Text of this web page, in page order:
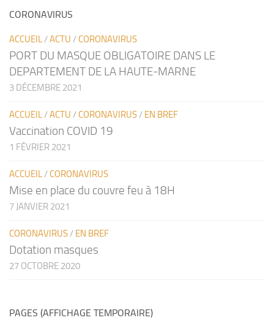
CORONAVIRUS
ACCUEIL/ACTU / CORONAVIRUS
PORT DU MASQUE OBLIGATOIRE DANS LE
DEPARTEMENT DE LA HAUTE-MARNE
3 DÉCEMBRE 2021
ACCUEIL/ACTU / CORONAVIRUS/ EN BREF
Vaccination COVID 19
1 FÉVRIER 2021
ACCUEIL/ CORONAVIRUS
Mise en place du couvre feu à 18H
7 JANVIER 2021
CORONAVIRUS/ EN BREF
Dotation masques
27 OCTOBRE 2020
PAGES (AFFICHAGE TEMPORAIRE)